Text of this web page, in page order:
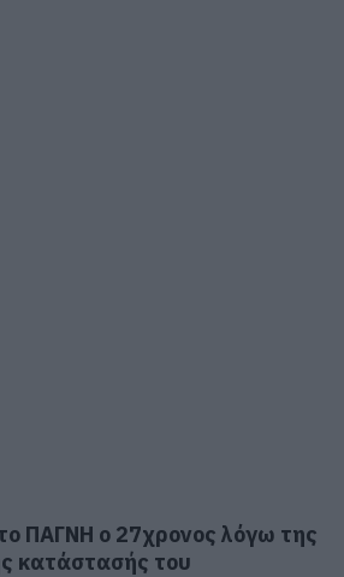
ΠΑΓΝΗ ο 27χρονος λόγω της
κατάστασής του